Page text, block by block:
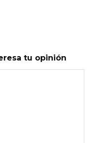
tu opinión